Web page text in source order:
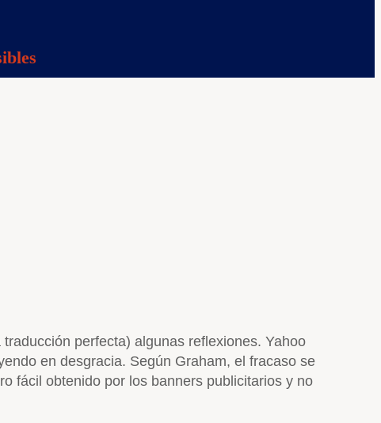
perfecta) algunas reflexiones. Yahoo
en desgracia. Según Graham, el fracaso se
fácil obtenido por los banners publicitarios y no